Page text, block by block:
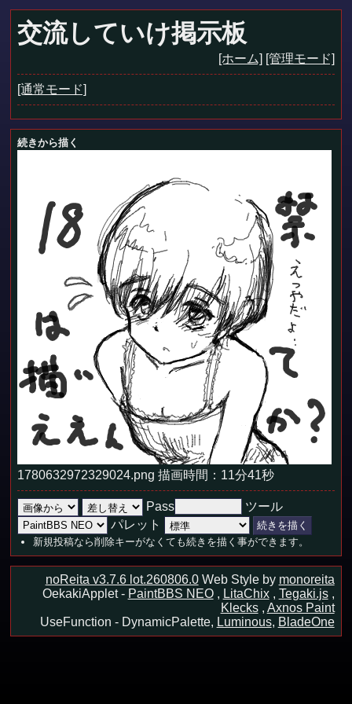
交流していけ掲示板
[ホーム] [管理モード]
[通常モード]
続きから描く
1780632972329024.png 描画時間：11分41秒
Pass
ツール
パレット
新規投稿なら削除キーがなくても続きを描く事ができます。
noReita v3.7.6 lot.260806.0Web Style by monoreita
OekakiApplet - PaintBBS NEO, LitaChix, Tegaki.js,
Klecks, Axnos Paint
UseFunction - DynamicPalette, Luminous, BladeOne